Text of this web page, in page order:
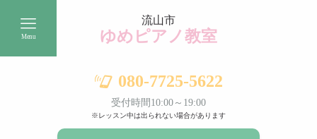
流山市
ゆめピアノ教室
Menu
080-7725-5622
受付時間10:00～19:00
※レッスン中は出られない場合があります